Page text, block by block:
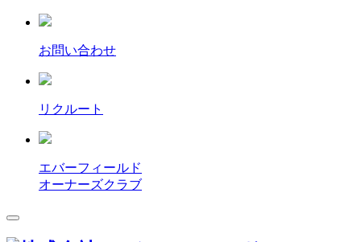
お問い合わせ
リクルート
エバーフィールド
オーナーズクラブ